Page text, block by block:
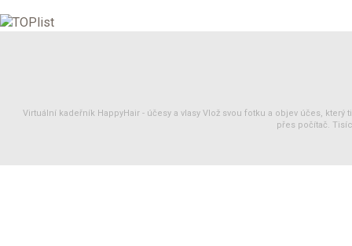
Virtuální kadeřník HappyHair - účesy a vlasy Vlož svou fotku a objev účes, který
přes počítač.